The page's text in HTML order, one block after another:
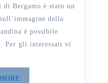
DI
E
Bergamo è stato un
della
è possibile
Per gli interessati vi
READ